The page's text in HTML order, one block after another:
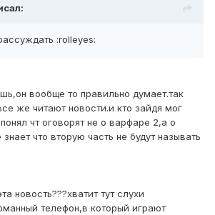
:rolleyes:
вообще то правильно думает.так
же читают новости.и кто зайдя мог
чт оговорят не о варфаре 2,а о
что вторую часть не будут называть
новость???хватит тут слухи
телефон,в который играют